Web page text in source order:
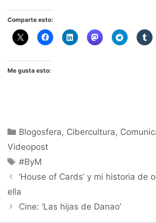
Comparte esto:
Me gusta esto:
Categorías
Blogosfera, Cibercultura,
Videopost
Etiquetas
#ByM
‘House of Cards’ y mi historia de
ella
Cine: ‘Las hijas de Danao’